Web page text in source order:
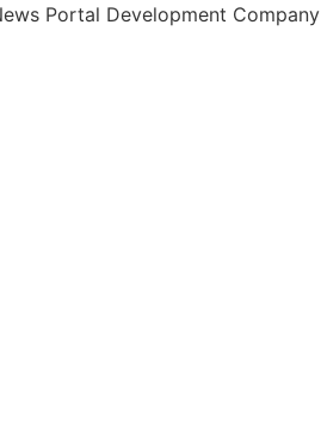
Portal Development Company